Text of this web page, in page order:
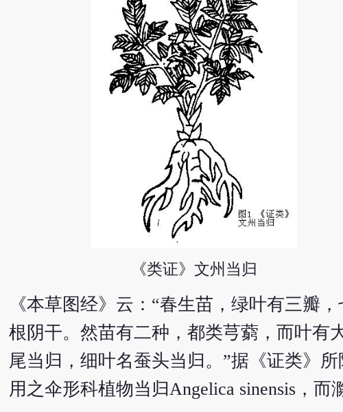
《类证》文州当归
《本草图经》云：“春生苗，绿叶有三瓣
根阴干。然苗有二种，都类芎藭，而叶有
尾当归，细叶名蚕头当归。”据《证类》
用之伞形科植物当归Angelica sinensis，而